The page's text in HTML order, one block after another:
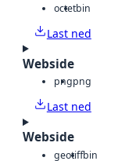
octetbin
Last ned
Webside
pngpng
Last ned
Webside
geotiffbin